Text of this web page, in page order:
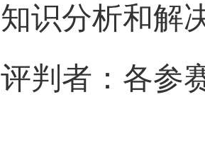
知识分析和解
评判者：各参